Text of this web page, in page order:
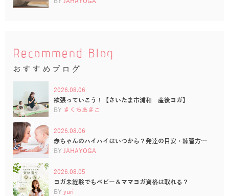
Recommend Blog
おすすめブログ
2026.08.06
欲張っていこう！【さいたま市浦和 産後ヨガ】
BY きくちあきこ
2026.08.06
赤ちゃんのハイハイはいつから？発達の目安・練習方…
BY JAHAYOGA
2026.08.05
ヨガ未経験でもベビー＆ママヨガ資格は取れる？
BY yuri